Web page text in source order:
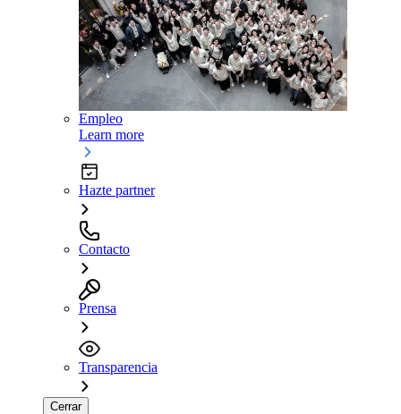
Empleo
Learn more
Hazte partner
Contacto
Prensa
Transparencia
Cerrar